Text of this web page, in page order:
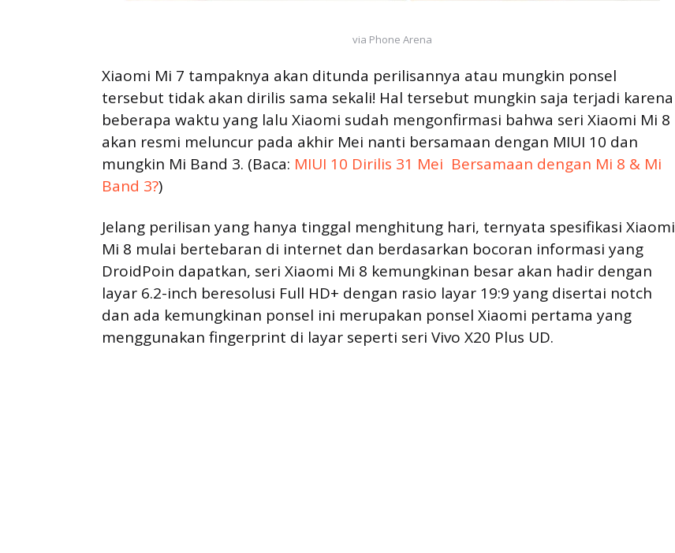
via Phone Arena
Xiaomi Mi 7 tampaknya akan ditunda perilisannya atau mungkin ponsel
tersebut tidak akan dirilis sama sekali! Hal tersebut mungkin saja terjadi karena
beberapa waktu yang lalu Xiaomi sudah mengonfirmasi bahwa seri Xiaomi Mi 8
akan resmi meluncur pada akhir Mei nanti bersamaan dengan MIUI 10 dan
mungkin Mi Band 3. (Baca: MIUI 10 Dirilis 31 Mei  Bersamaan dengan Mi 8 & Mi
Band 3?)
Jelang perilisan yang hanya tinggal menghitung hari, ternyata spesifikasi Xiaomi
Mi 8 mulai bertebaran di internet dan berdasarkan bocoran informasi yang
DroidPoin dapatkan, seri Xiaomi Mi 8 kemungkinan besar akan hadir dengan
layar 6.2-inch beresolusi Full HD+ dengan rasio layar 19:9 yang disertai notch
dan ada kemungkinan ponsel ini merupakan ponsel Xiaomi pertama yang
menggunakan fingerprint di layar seperti seri Vivo X20 Plus UD.